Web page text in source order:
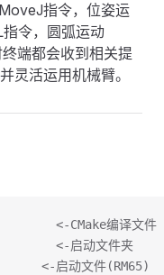
指令，位姿运
令，圆弧运动
端都会收到相关提
灵活运用机械臂。
<-CMake编译文件
<-启动文件夹
<-启动文件(RM65)